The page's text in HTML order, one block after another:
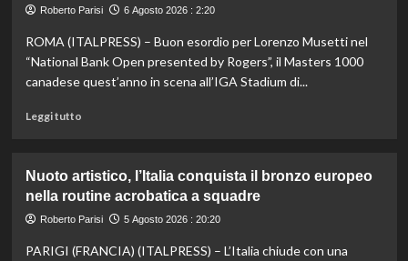
piega
Chelsea
a
Hong
Roberto Parisi 6 Agosto 2026 : 2:20
ROMA (ITALPRESS) – Buon esordio per Lorenzo Musetti nel
“National Bank Open presented by Rogers”, il Masters 1000
canadese quest’anno in scena all’IGA Stadium di...
Leggi tuttoLeggi
Esordio
ok
per
al
Nuoto artistico, l’Italia conquista il bronzo europeo
nella routine acrobatica a squadre
Roberto Parisi 5 Agosto 2026 : 20:20
PARIGI (FRANCIA) (ITALPRESS) – L’Italia chiude con una